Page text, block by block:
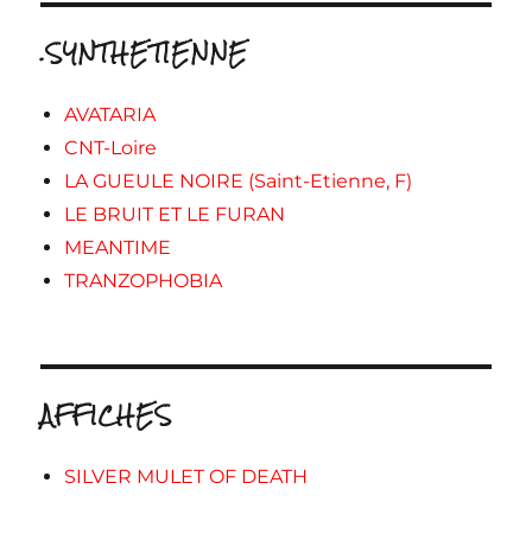
.SYNTHETIENNE
AVATARIA
CNT-Loire
LA GUEULE NOIRE (Saint-Etienne, F)
LE BRUIT ET LE FURAN
MEANTIME
TRANZOPHOBIA
AFFICHES
SILVER MULET OF DEATH